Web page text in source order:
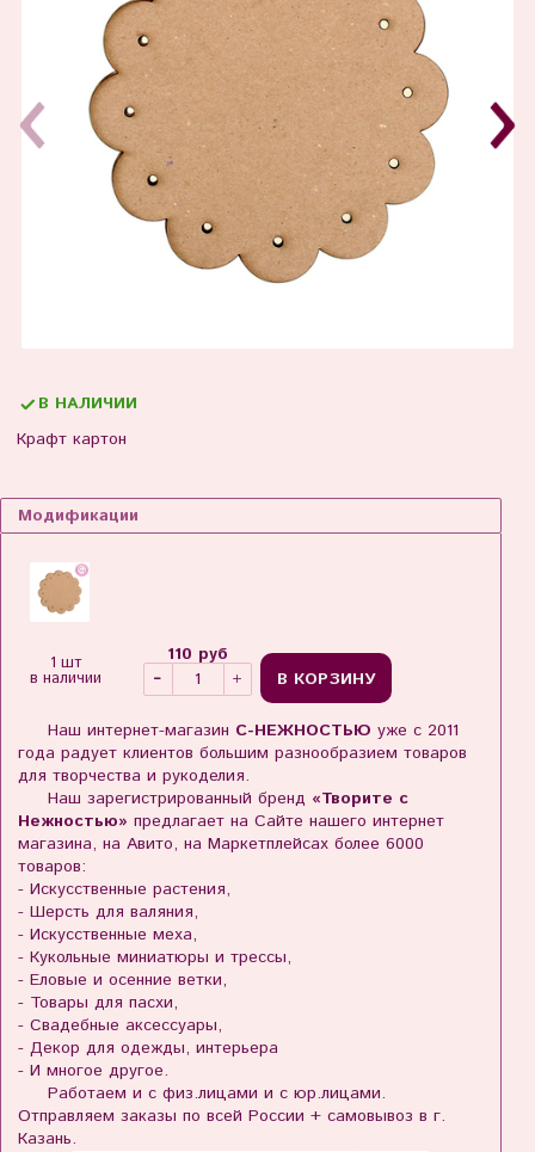
Крафт картон
В НАЛИЧИИ
Модификации
1 шт
в наличии
110 руб
В КОРЗИНУ
Наш интернет-магазин С-НЕЖНОСТЬЮ уже с 2011
года радует клиентов большим разнообразием товаров
для творчества и рукоделия.
Наш зарегистрированный бренд «Творите с
Нежностью» предлагает на Сайте нашего интернет
магазина, на Авито, на Маркетплейсах более 6000
товаров:
- Искусственные растения,
- Шерсть для валяния,
- Искусственные меха,
- Кукольные миниатюры и трессы,
- Еловые и осенние ветки,
- Товары для пасхи,
- Свадебные аксессуары,
- Декор для одежды, интерьера
- И многое другое.
Работаем и с физ.лицами и с юр.лицами.
Отправляем заказы по всей России + самовывоз в г.
Казань.